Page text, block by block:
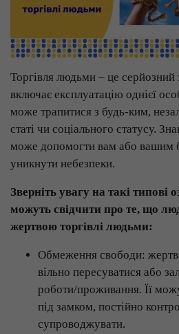
Торгівля людьми – це серйозний
включає експлуатацію однієї
може трапитися з будь-ким,
статі чи соціального статусу.
може допомогти вам або вашим
уникнути небезпеки.
Зверніть увагу на такі типові
можуть свідчити про те, що
жертвою торгівлі людьми:
Обмеження свободи:
вільно пересуватися або
роботи/проживання. Її
під замком, постійно
супроводжувати.